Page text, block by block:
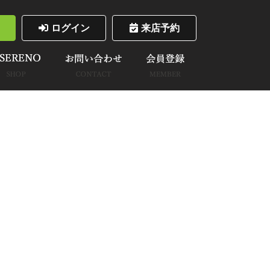
ログイン 来店予約